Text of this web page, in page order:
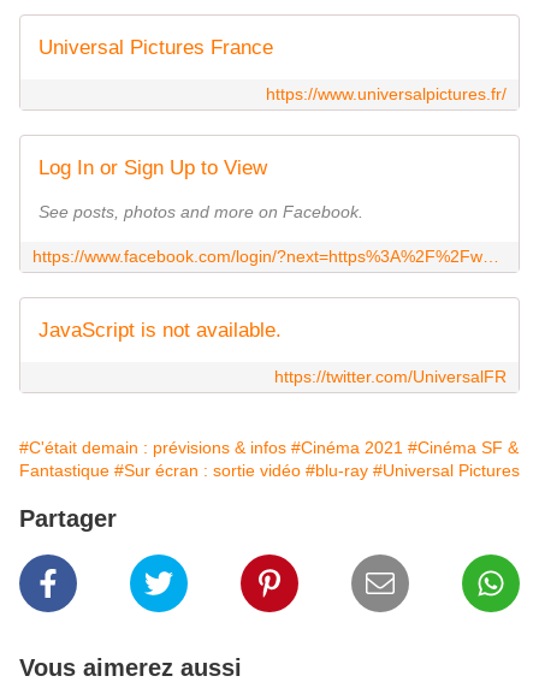
Universal Pictures France
https://www.universalpictures.fr/
Log In or Sign Up to View
See posts, photos and more on Facebook.
JavaScript is not available.
https://twitter.com/UniversalFR
#C'était demain : prévisions & infos #Cinéma 2021 #Cinéma SF &
Fantastique #Sur écran : sortie vidéo #blu-ray #Universal Pictures
Partager
Vous aimerez aussi